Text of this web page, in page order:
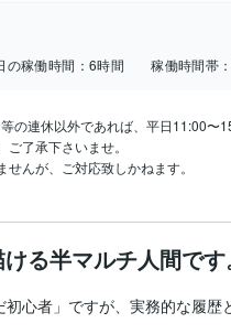
の稼働時間： 6時間 稼働時間帯：
連休以外であれば、平日11:00〜
了承下さいませ。
んが、ご対応致しかねます。
る半マルチ人間で
心者」ですが、実務的な履